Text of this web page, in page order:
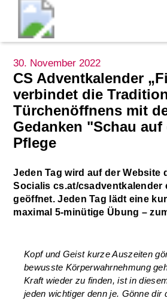
30. November 2022
CS Adventkalender
verbindet die
Türchenöffnens mit
Gedanken "Schau
Pflege
Jeden Tag wird auf der Website
Socialis cs.at/csadventkalender
geöffnet. Jeden Tag lädt eine
maximal 5-minütige Übung –
Kopf und Geist kurze Auszeiten
bewusste Körperwahrnehmung
Kraft wieder zu finden, ist in
jeden wichtiger denn je. Gönne dir